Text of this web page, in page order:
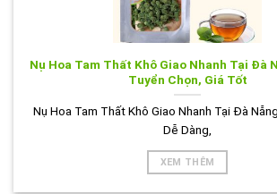
Nụ Hoa Tam Thất Khô Giao Nhanh Tại Đà
Tuyển Chọn, Giá Tốt
Nụ Hoa Tam Thất Khô Giao Nhanh Tại Đà
Dễ Dàng,
XEM THÊM